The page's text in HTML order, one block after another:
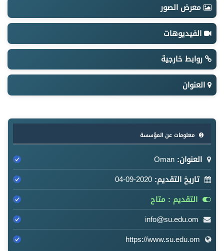
معرض الصور
الفيديوهات
روابط خارجية
العنوان
معلومات عن المؤسسة
العنوان:
تاريخ التقديم:
التقديم : متاح
info@su.edu.om
https://www.su.edu.om